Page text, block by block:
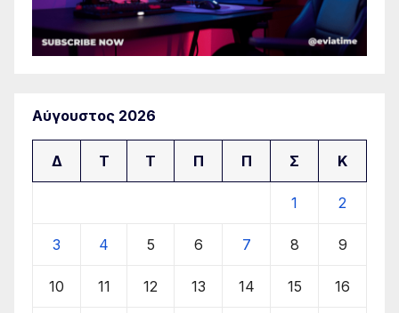
Αύγουστος 2026
Δ Τ Τ Π Π Σ Κ
1 2
3 4 5 6 7 8 9
10 11 12 13 14 15 16